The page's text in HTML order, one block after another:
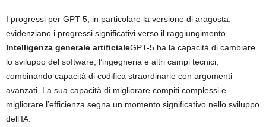
I progressi per GPT-5, in particolare la versione di aragosta,
evidenziano i progressi significativi verso il raggiungimento
Intelligenza generale artificialeGPT-5 ha la capacità di cambiare
lo sviluppo del software, l’ingegneria e altri campi tecnici,
combinando capacità di codifica straordinarie con argomenti
avanzati. La sua capacità di migliorare compiti complessi e
migliorare l’efficienza segna un momento significativo nello sviluppo
dell’IA.